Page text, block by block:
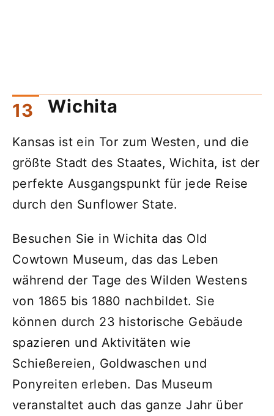
Wichita
Kansas ist ein Tor zum Westen, und die
größte Stadt des Staates, Wichita, ist der
perfekte Ausgangspunkt für jede Reise
durch den Sunflower State.
Besuchen Sie in Wichita das Old
Cowtown Museum, das das Leben
während der Tage des Wilden Westens
von 1865 bis 1880 nachbildet. Sie
können durch 23 historische Gebäude
spazieren und Aktivitäten wie
Schießereien, Goldwaschen und
Ponyreiten erleben. Das Museum
veranstaltet auch das ganze Jahr über